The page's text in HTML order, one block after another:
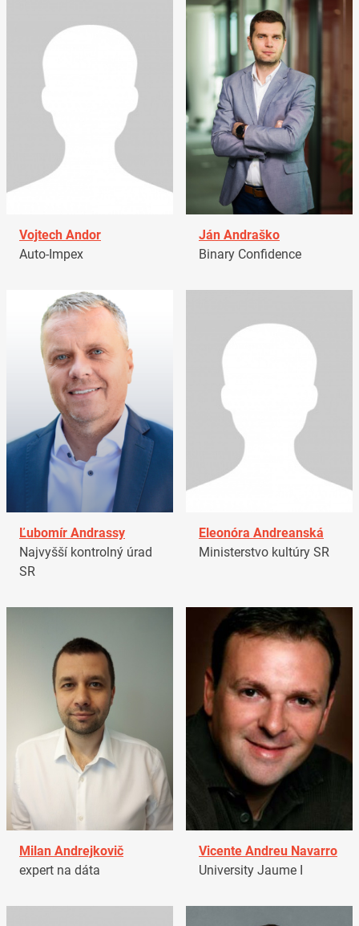
Vojtech Andor
Auto-Impex
Ján Andraško
Binary Confidence
Ľubomír Andrassy
Najvyšší kontrolný úrad
SR
Eleonóra Andreanská
Ministerstvo kultúry SR
Milan Andrejkovič
expert na dáta
Vicente Andreu Navarro
University Jaume I